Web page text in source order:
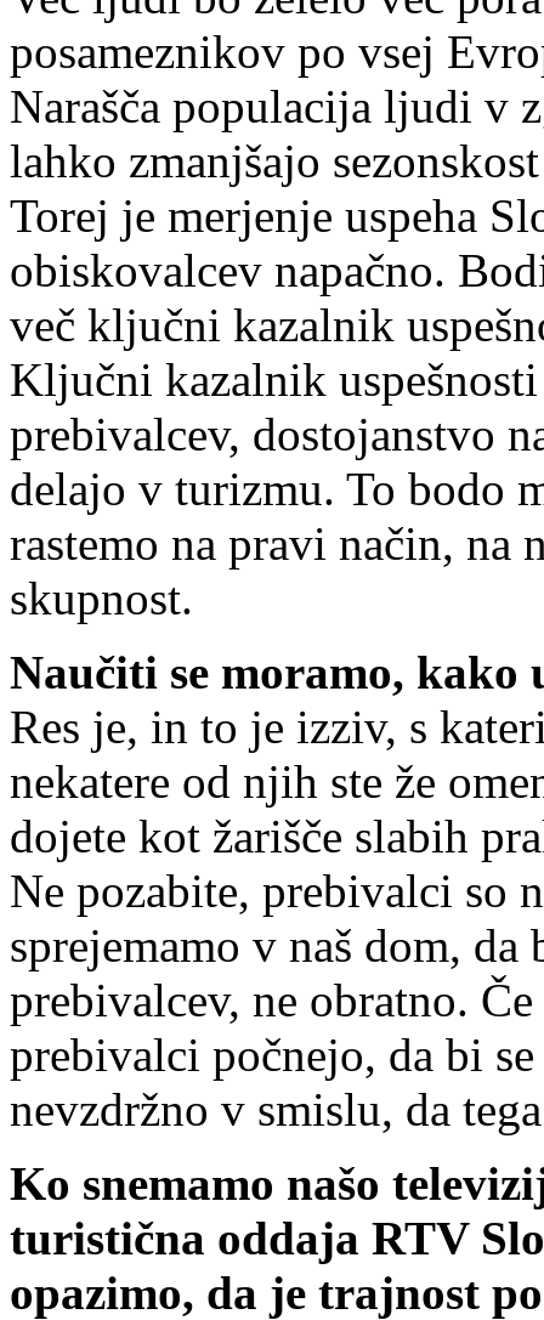
posameznikov po vsej
Narašča populacija ljudi v
lahko zmanjšajo
Torej je merjenje uspeha
obiskovalcev napačno.
več ključni kazalnik
Ključni kazalnik
prebivalcev, dostojanstvo
delajo v turizmu. To bodo
rastemo na pravi način,
skupnost.
Naučiti se moramo,
Res je, in to je izziv, s
nekatere od njih ste že
dojete kot žarišče slabih
Ne pozabite, prebivalci so
sprejemamo v naš dom,
prebivalcev, ne obratno.
prebivalci počnejo, da bi
nevzdržno v smislu, da
Ko snemamo našo
turistična oddaja RTV
opazimo, da je trajnost